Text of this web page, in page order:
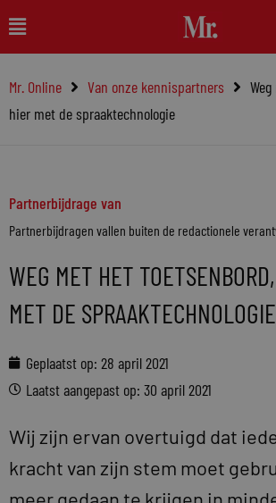
naar
inhoud
Main
Menu
Mr. Online Van onze kennispartners
hier met de spraaktechnologie
Partnerbijdrage van
Partnerbijdragen vallen buiten de redactionele
WEG MET HET
MET DE SPRAAKTECHNOLOGIE
Geplaatst op: 28 april 2021
Laatst aangepast op: 30 april 2021
Wij zijn ervan overtuigd dat
kracht van zijn stem moet